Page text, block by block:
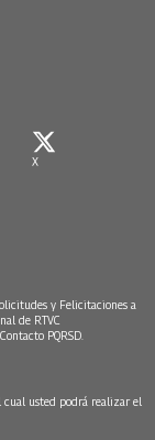
X
y Felicitaciones a
de RTVC
Contacto PQRSD.
cual usted podrá realizar el